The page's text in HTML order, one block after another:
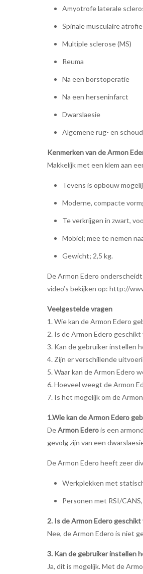
Amyotrofe laterale
Spinale musculaire atrofie
Multiple sclerose (MS)
Reuma
Na een borstoperatie
Na een herseninfarct
Dwarslaesie
Algemene rug- en
Kenmerken van de Armon
Makkelijk met een klem aan
Tevens is opbouw
Moderne, compacte
Te verkrijgen in zwart,
Mobiel; mee te nemen
Gewicht; 2,5 kg.
De Armon Edero
video’s bekijken op: http://
Veelgestelde vragen
1. Wie kan de Armon Edero
2. Is de Armon Edero
3. Kan de gebruiker instellen
4. Zijn er verschillende
5. Waar kan de Armon Edero
6. Hoeveel weegt de Armon
7. Is het mogelijk om de
1.Wie kan de Armon Edero
DeArmon Ederois een
gevolg zijn van een
De Armon Edero heeft zeer
Werkplekken met
Personen met RSI/
2. Is de Armon Edero
Nee, de Armon Edero is niet
3. Kan de gebruiker instellen
Ja, dit is mogelijk. Met de